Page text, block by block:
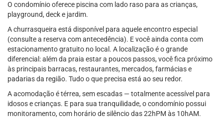
O condomínio oferece piscina com lado raso para as crianças,
playground, deck e jardim.
A churrasqueira está disponível para aquele encontro especial
(consulte a reserva com antecedência). E você ainda conta com
estacionamento gratuito no local. A localização é o grande
diferencial: além da praia estar a poucos passos, você fica próximo
às principais barracas, restaurantes, mercados, farmácias e
padarias da região. Tudo o que precisa está ao seu redor.
A acomodação é térrea, sem escadas — totalmente acessível para
idosos e crianças. E para sua tranquilidade, o condomínio possui
monitoramento, com horário de silêncio das 22hPM às 10hAM.